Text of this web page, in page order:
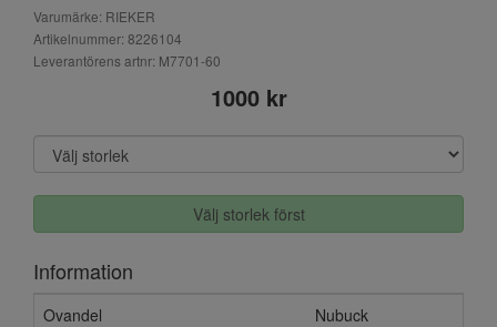
Varumärke: RIEKER
Artikelnummer: 8226104
Leverantörens artnr: M7701-60
1000 kr
Välj storlek först
Information
Ovandel
Nubuck